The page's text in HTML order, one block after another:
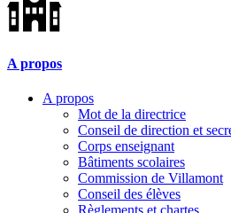
A propos
A propos
Mot de la directrice
Conseil de direction et
Corps enseignant
Bâtiments scolaires
Commission de Villamont
Conseil des élèves
Règlements et chartes